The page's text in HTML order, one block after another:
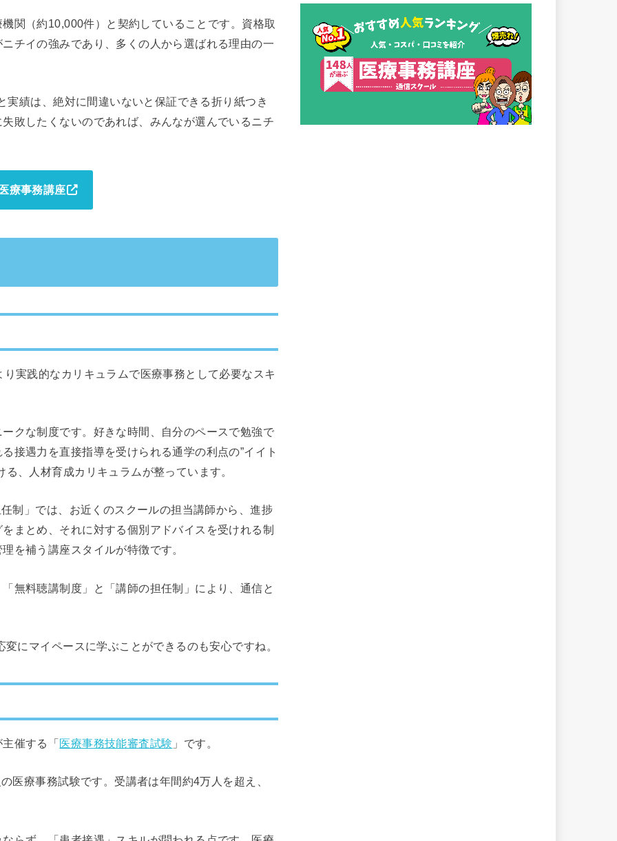
関（約10,000件）と契約していることです。資格取
チイの強みであり、多くの人から選ばれる理由の一
績は、絶対に間違いないと保証できる折り紙つき
敗したくないのであれば、みんなが選んでいるニチ
療事務講座
実践的なカリキュラムで医療事務として必要なスキ
クな制度です。好きな時間、自分のペースで勉強で
接遇力を直接指導を受けられる通学の利点の”イイト
、人材育成カリキュラムが整っています。
制」では、お近くのスクールの担当講師から、進捗
まとめ、それに対する個別アドバイスを受けれる制
を補う講座スタイルが特徴です。
無料聴講制度」と「講師の担任制」により、通信と
にマイペースに学ぶことができるのも安心ですね。
催する「医療事務技能審査試験 」です。
医療事務試験です。受講者は年間約4万人を超え、